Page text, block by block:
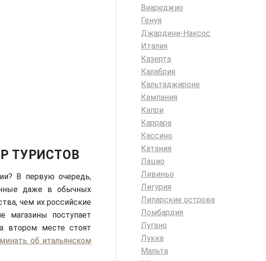
ТУРИСТОВ
В первую очередь,
даже в обычных
чем их российские
магазины поступает
втором месте стоят
об итальянском
Виареджио
Генуя
Джардини-Наксос
Италия
Казерта
Калабрия
Кальтаджироне
Кампания
Капри
Каррара
Кассино
Катания
Лацио
Ливиньо
Лигурия
Липарские острова
Ломбардия
Лугано
Лукка
Мальта